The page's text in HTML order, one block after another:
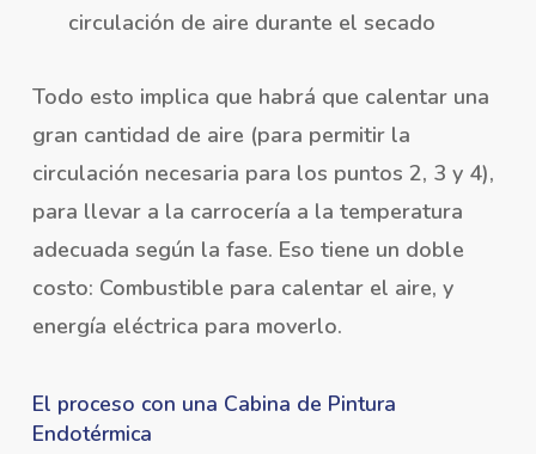
circulación de aire durante el secado
Todo esto implica que habrá que calentar una
gran cantidad de aire (para permitir la
circulación necesaria para los puntos 2, 3 y 4),
para llevar a la carrocería a la temperatura
adecuada según la fase. Eso tiene un doble
costo: Combustible para calentar el aire, y
energía eléctrica para moverlo.
El proceso con una Cabina de Pintura
Endotérmica